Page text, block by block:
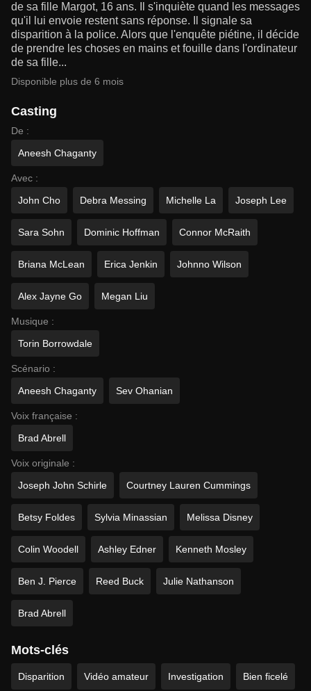
de sa fille Margot, 16 ans. Il s'inquiète quand les messages
qu'il lui envoie restent sans réponse. Il signale sa
disparition à la police. Alors que l'enquête piétine, il décide
de prendre les choses en mains et fouille dans l'ordinateur
de sa fille...
Disponible plus de 6 mois
Casting
De :
Aneesh Chaganty
Avec :
John Cho
Debra Messing Michelle La Joseph Lee
Sara Sohn Dominic Hoffman Connor McRaith
Briana McLean Erica Jenkin Johnno Wilson
Alex Jayne Go Megan Liu
Musique :
Torin Borrowdale
Scénario :
Aneesh Chaganty
Sev Ohanian
Voix française :
Brad Abrell
Voix originale :
Joseph John Schirle
Courtney Lauren Cummings
Betsy Foldes Sylvia Minassian Melissa Disney
Colin Woodell Ashley Edner Kenneth Mosley
Ben J. Pierce Reed Buck Julie Nathanson
Brad Abrell
Mots-clés
Disparition Vidéo amateur Investigation Bien ficelé